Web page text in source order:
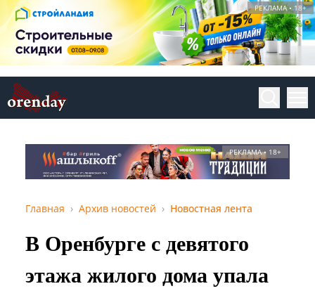
РЕКЛАМА • 18+
РЕКЛАМА • 18+
Главная Архив новостей Новостная лента
В Оренбурге с девятого
этажа жилого дома упала